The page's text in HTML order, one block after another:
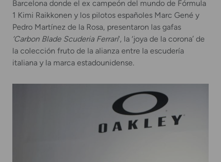
Barcelona donde el ex campeón del mundo de Fórmula
1 Kimi Raikkonen y los pilotos españoles Marc Gené y
Pedro Martínez de la Rosa, presentaron las gafas
‘Carbon Blade Scuderia Ferrari‘, la ‘joya de la corona’ de
la colección fruto de la alianza entre la escudería
italiana y la marca estadounidense.